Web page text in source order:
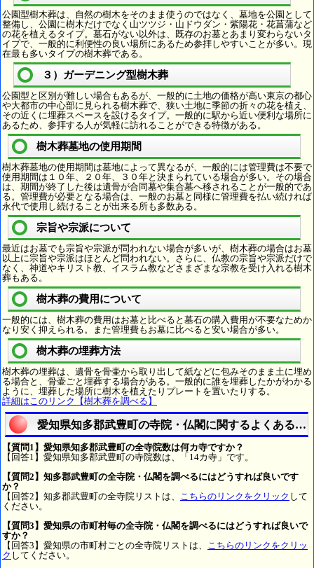
公園型樹木葬は、自然の樹木をそのまま使うのではなく、墓地を公園として
整備し、公園に樹木だけでなく山ツツジ・山ドウダン・紫陽花・花菖蒲など
の花を植えるタイプ。墓石がない以外は、既存のお墓とあまり変わらないタ
イプで、一般的に利便性の良い場所にあるため参拝しやすいことが多い。現
在最も多いタイプの樹木葬である。
３）ガーデニング型樹木葬
公園型と区別が難しい場合もあるが、一般的に土地の価格が高い東京の都心
や大都市の中心部に見られる樹木葬で、狭い土地に季節の折々の花を植え、
その近くに埋葬スペースを設けるタイプ。一般的に駅から近い便利な場所に
あるため、参拝する人が気軽に訪れることができる特徴がある。
樹木葬墓地の使用期間
樹木葬墓地の使用期間は墓地によって異なるが、一般的には管理費は不要で
使用期間は１０年、２０年、３０年と決まられている場合が多い。その場合
は、期間が終了した後は遺骨が合同墓や集合墓へ移されることが一般的であ
る。管理費が必要となる場合は、一般のお墓と同様に管理費を払い続ければ
永代で使用し続けることが出来る所も多数ある。
宗旨や宗派について
最近はお墓でも宗旨や宗派が問われない場合が多いが、樹木葬の場合はお墓
以上に宗旨や宗派はほとんど問われない。さらに、仏教の宗旨や宗派だけで
なく、神道やキリスト教、イスラム教などさまざまな宗教を受け入れる樹木
葬もある。
樹木葬の費用について
一般的には、樹木葬の費用はお墓と比べると墓石の購入費用が不要なためか
なり安く抑えられる。また管理費もお墓に比べると安い場合が多い。
樹木葬の埋葬方法
樹木葬の埋葬は、遺骨を骨壷から取り出して紙などに包みそのまま土に埋め
る場合と、骨壷ごと埋葬する場合がある。一般的に誰を埋葬したかがわかる
ように、埋葬した場所に樹木を植えたりプレートを置いたりする。
詳細はこのリンク【樹木葬を調べる】
愛知県知多郡武豊町の寺院・仏閣に関するよくある質
【質問1】愛知県知多郡武豊町の全寺院数は何カ寺ですか？
【回答1】愛知県知多郡武豊町の寺院数は、「14カ寺」です。
【質問2】知多郡武豊町の全寺院・仏閣を調べるにはどうすれば良いです
か？
【回答2】知多郡武豊町の全寺院リストは、
こちらのリンクをクリック して
ください。
【質問3】愛知県の市町村毎の全寺院・仏閣を調べるにはどうすれば良いで
すか？
【回答3】愛知県の市町村ごとの全寺院リストは、
こちらのリンクをクリッ
ク してください。